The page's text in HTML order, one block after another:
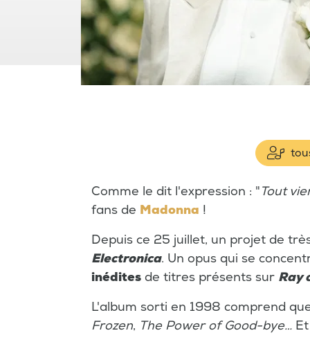
Comme le dit l'expression : "Tout
fans de Madonna !
Depuis ce 25 juillet, un projet de
Electronica. Un opus qui se
inédites de titres présents sur Ray
L'album sorti en 1998 comprend
Frozen, The Power of Good-bye…